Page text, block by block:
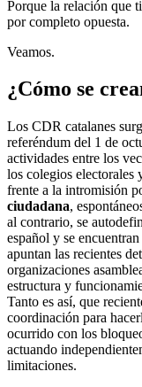
Porque la relación que
por completo opuesta.
Veamos.
¿Cómo se
Los CDR catalanes
referéndum del 1 de
actividades entre los
los colegios electorales
frente a la intromisión
ciudadana,
al contrario, se
español y se
apuntan las recientes
organizaciones
estructura y
Tanto es así, que
coordinación para
ocurrido con los
actuando
limitaciones.